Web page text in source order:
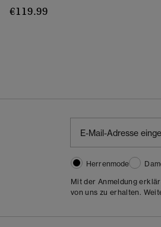
€119.99
Herrenmode
Mit der Anmeldung
von uns zu erhalten.